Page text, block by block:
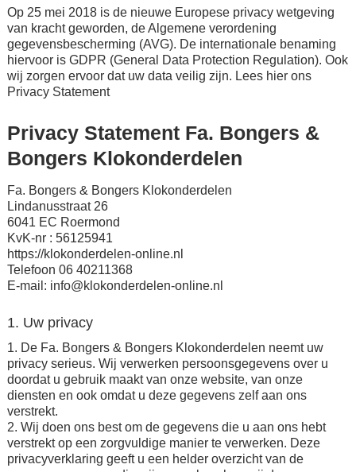
Op 25 mei 2018 is de nieuwe Europese privacy wetgeving
van kracht geworden, de Algemene verordening
gegevensbescherming (AVG). De internationale benaming
hiervoor is GDPR (General Data Protection Regulation). Ook
wij zorgen ervoor dat uw data veilig zijn. Lees hier ons
Privacy Statement
Privacy Statement Fa. Bongers &
Bongers Klokonderdelen
Fa. Bongers & Bongers Klokonderdelen
Lindanusstraat 26
6041 EC Roermond
KvK-nr : 56125941
https://klokonderdelen-online.nl
Telefoon 06 40211368
E-mail: info@klokonderdelen-online.nl
1. Uw privacy
1. De Fa. Bongers & Bongers Klokonderdelen neemt uw
privacy serieus. Wij verwerken persoonsgegevens over u
doordat u gebruik maakt van onze website, van onze
diensten en ook omdat u deze gegevens zelf aan ons
verstrekt.
2. Wij doen ons best om de gegevens die u aan ons hebt
verstrekt op een zorgvuldige manier te verwerken. Deze
privacyverklaring geeft u een helder overzicht van de